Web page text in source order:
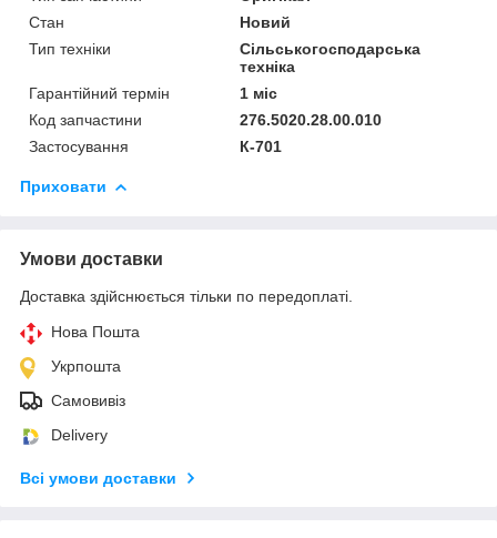
Стан
Новий
Тип техніки
Сільськогосподарська
техніка
Гарантійний термін
1 міс
Код запчастини
276.5020.28.00.010
Застосування
К-701
Приховати
Умови доставки
Доставка здійснюється тільки по передоплаті.
Нова Пошта
Укрпошта
Самовивіз
Delivery
Всі умови доставки